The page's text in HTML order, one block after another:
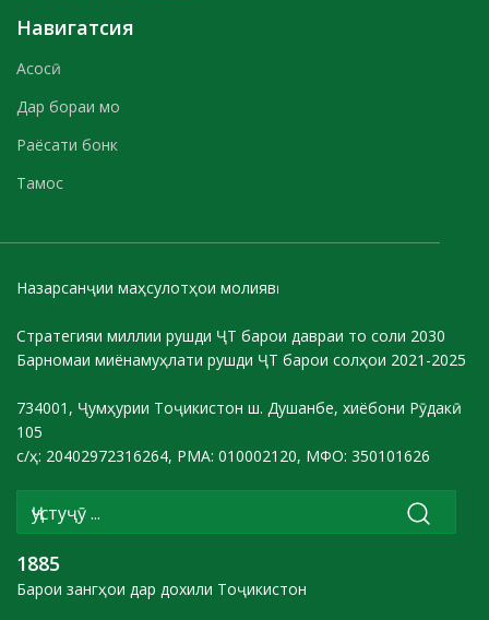
Навигатсия
Асосӣ
Дар бораи мо
Раёсати бонк
Тамос
Назарсанҷии маҳсулотҳои молиявӣ
Стратегияи миллии рушди ҶТ барои давраи то соли 2030
Барномаи миёнамуҳлати рушди ҶТ барои солҳои 2021-2025
734001, Ҷумҳурии Тоҷикистон ш. Душанбе, хиёбони Рӯдакӣ
105
с/ҳ: 20402972316264, РМА: 010002120, МФО: 350101626
1885
Барои зангҳои дар дохили Тоҷикистон